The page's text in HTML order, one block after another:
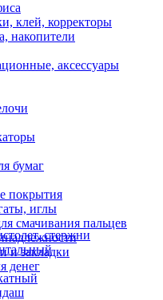
клей, корректоры
накопители
аксессуары
бумаг
покрытия
иглы
смачивания пальцев
и закладки
денег
стержни